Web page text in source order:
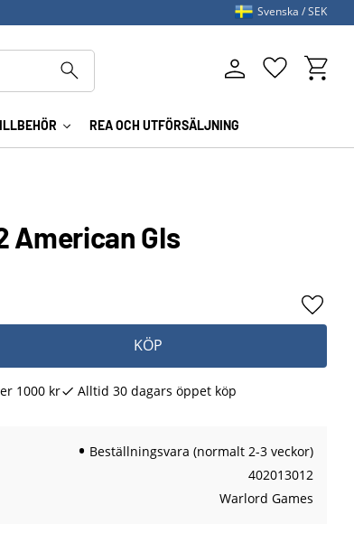
REA OCH UTFÖRSÄLJNING
Favoriter
Svenska SEK
American GIs
KÖP
Lägg
1000 kr Alltid 30 dagars öppet köp
Beställningsvara (normalt 2-3 veckor)
402013012
Warlord Games